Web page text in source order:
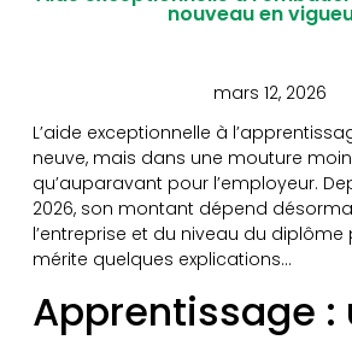
nouveau en
mars 12, 2026
L’aide exceptionnelle à
neuve, mais dans une mouture
qu’auparavant pour l’employeur.
2026, son montant dépend
l’entreprise et du niveau du diplôme
mérite quelques explications…
Apprentissage :